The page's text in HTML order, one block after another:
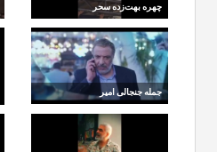
چهره بهت‌زده سحر
امامی در مراسم تشییع و
وداع با رهبر شهید
جمله جنجالی امیر
جعفری در تیزر سریال
کوری همه را کنجکاو کر